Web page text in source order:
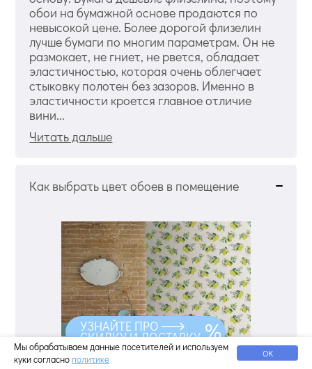
обои на бумажной основе продаются по
невысокой цене. Более дорогой флизелин
лучше бумаги по многим параметрам. Он не
размокает, не гниет, не рвется, обладает
эластичностью, которая очень облегчает
стыковку полотен без зазоров. Именно в
эластичности кроется главное отличие
вини...
Читать дальше
Как выбрать цвет обоев в помещение
Мы обрабатываем данные посетителей и используем
куки согласно политике ОК
УЗНАЙТЕ ПРО
СКИДКУ И ДОСТАВКУ